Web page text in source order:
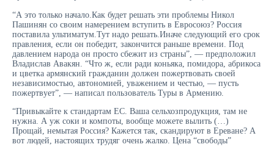
“А это только начало.Как будет решать эти проблемы Никол
Пашинян со своим намерением вступить в Евросоюз? Россия
поставила ультиматум.Тут надо решать.Иначе следующий его срок
правления, если он победит, закончится раньше времени. Под
давлением народа он просто сбежит из страны”, — предположил
Владислав Авакян. “Что ж, если ради коньяка, помидора, абрикоса
и цветка армянский гражданин должен пожертвовать своей
независимостью, автономией, уважением и честью, — пусть
пожертвует”, — написал пользователь Туры в Армению.
“Привыкайте к стандартам ЕС. Ваша сельхозпродукция, там не
нужна. А уж соки и компоты, вообще можете вылить (…)
Прощай, немытая Россия? Кажется так, скандируют в Ереване? А
вот людей, настоящих трудяг очень жалко. Цена “свободы”